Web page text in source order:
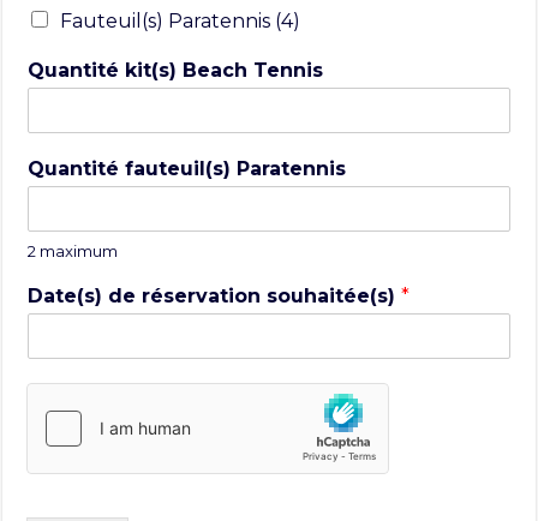
Fauteuil(s) Paratennis (4)
Quantité kit(s) Beach Tennis
Quantité fauteuil(s) Paratennis
2 maximum
Date(s) de réservation souhaitée(s)*